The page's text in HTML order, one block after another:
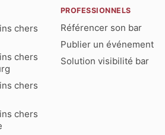
chers
chers
chers
chers
PROFESSIONNELS
Référencer son bar
Publier un événement
Solution visibilité bar